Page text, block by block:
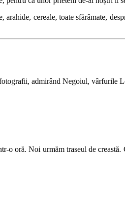
cereale, toate sfărâmate,
admirând Negoiul, vârfurile
oră. Noi urmăm traseul de